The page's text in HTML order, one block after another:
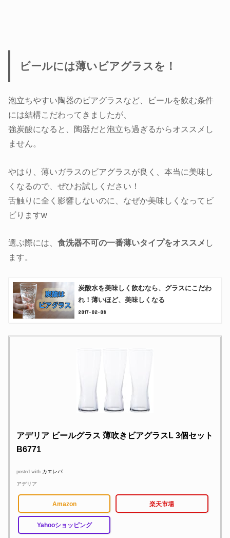
ビールには薄いビアグラスを！
泡立ちやすい陶器のビアグラスなど、ビールを飲む条件
には結構こだわってきましたが、
強炭酸になると、陶器だと泡立ち過ぎるからオススメし
ません。
やはり、薄いガラスのビアグラスが良く、本当に美味し
くなるので、ぜひお試しください！
舌触りに全く影響しないのに、なぜか美味しくなってビ
ビりますw
選ぶ際には、食洗器不可の一番薄いタイプをオススメ し
ます。
炭酸水を美味しく飲むなら、グラスにこだわ
れ！薄いほど、美味しくなる
2017-02-08
アデリア ビールグラス 薄吹きビアグラスL 3個セット
B6771
posted with カエレバ
アデリア
Amazon 楽天市場
Yahooショッピング